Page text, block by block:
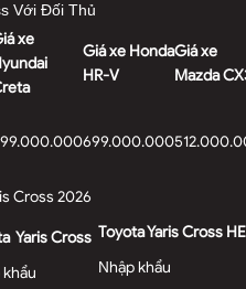
Với Đối Thủ
xe
Giá xe Honda
HR-V
Giá xe
Mazda
699.000.000
Cross 2026
Yaris Cross Toyota Yaris Cross
khẩu Nhập khẩu